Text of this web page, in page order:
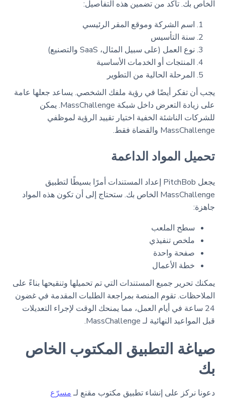
الخاص بك. تأكد من تضمين هذه التفاصيل:
اسم الشركة وموقع المقر الرئيسي
سنة التأسيس
نوع العمل (على سبيل المثال، SaaS والتصنيع)
المنتجات أو الخدمات الأساسية
المرحلة الحالية من التطوير
يجب أن تفكر أيضًا في رؤية ملفك الشخصي. يساعد جعلها عامة
على زيادة التعرض داخل شبكة MassChallenge. يمكن
للشركات الناشئة الخفية اختيار تقييد الرؤية لموظفي
MassChallenge والقضاة فقط.
تحميل المواد الداعمة
يجعل PitchBob إعداد المستندات أمرًا بسيطًا لتطبيق
MassChallenge الخاص بك. ستحتاج إلى أن تكون هذه المواد
جاهزة:
سطح الملعب
ملخص تنفيذي
صفحة واحدة
خطة الأعمال
يمكنك تحرير جميع المستندات التي تم تحميلها وتنقيحها بناءً على
الملاحظات. تقوم المنصة بمراجعة الطلبات المقدمة في غضون
24 ساعة في أيام العمل، مما يمنحك الوقت لإجراء التعديلات
قبل المواعيد النهائية لـ MassChallenge.
صياغة التطبيق المكتوب الخاص
بك
دعونا نركز على إنشاء تطبيق مكتوب مقنع لـمسرّع